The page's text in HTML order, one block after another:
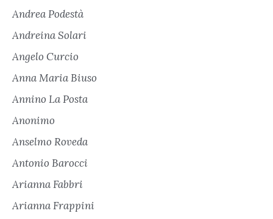
Andrea Podestà
Andreina Solari
Angelo Curcio
Anna Maria Biuso
Annino La Posta
Anonimo
Anselmo Roveda
Antonio Barocci
Arianna Fabbri
Arianna Frappini